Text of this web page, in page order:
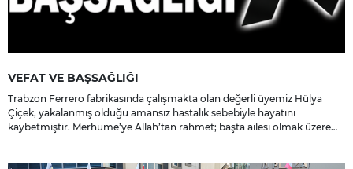
VEFAT VE BAŞSAĞLIĞI
Trabzon Ferrero fabrikasında çalışmakta olan değerli üyemiz Hülya
Çiçek, yakalanmış olduğu amansız hastalık sebebiyle hayatını
kaybetmiştir. Merhume’ye Allah’tan rahmet; başta ailesi olmak üzere